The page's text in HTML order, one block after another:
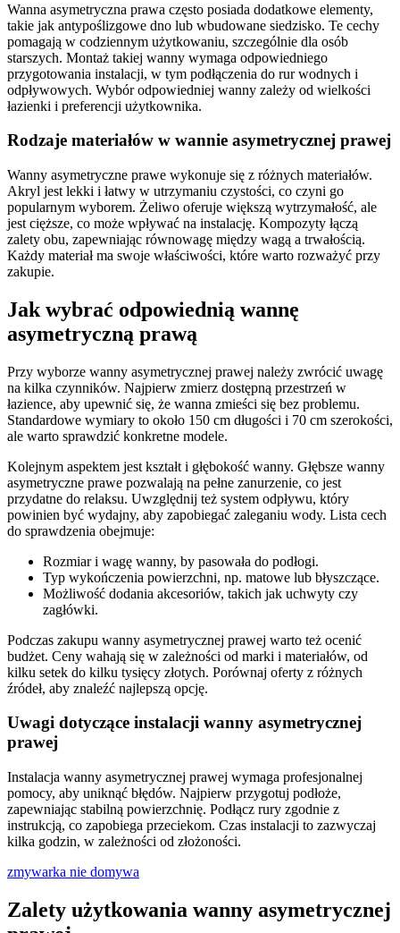
Wanna asymetryczna prawa często posiada dodatkowe elementy,
takie jak antypoślizgowe dno lub wbudowane siedzisko. Te cechy
pomagają w codziennym użytkowaniu, szczególnie dla osób
starszych. Montaż takiej wanny wymaga odpowiedniego
przygotowania instalacji, w tym podłączenia do rur wodnych i
odpływowych. Wybór odpowiedniej wanny zależy od wielkości
łazienki i preferencji użytkownika.
Rodzaje materiałów w wannie asymetrycznej prawej
Wanny asymetryczne prawe wykonuje się z różnych materiałów.
Akryl jest lekki i łatwy w utrzymaniu czystości, co czyni go
popularnym wyborem. Żeliwo oferuje większą wytrzymałość, ale
jest cięższe, co może wpływać na instalację. Kompozyty łączą
zalety obu, zapewniając równowagę między wagą a trwałością.
Każdy materiał ma swoje właściwości, które warto rozważyć przy
zakupie.
Jak wybrać odpowiednią wannę
asymetryczną prawą
Przy wyborze wanny asymetrycznej prawej należy zwrócić uwagę
na kilka czynników. Najpierw zmierz dostępną przestrzeń w
łazience, aby upewnić się, że wanna zmieści się bez problemu.
Standardowe wymiary to około 150 cm długości i 70 cm szerokości,
ale warto sprawdzić konkretne modele.
Kolejnym aspektem jest kształt i głębokość wanny. Głębsze wanny
asymetryczne prawe pozwalają na pełne zanurzenie, co jest
przydatne do relaksu. Uwzględnij też system odpływu, który
powinien być wydajny, aby zapobiegać zaleganiu wody. Lista cech
do sprawdzenia obejmuje:
Rozmiar i wagę wanny, by pasowała do podłogi.
Typ wykończenia powierzchni, np. matowe lub błyszczące.
Możliwość dodania akcesoriów, takich jak uchwyty czy
zagłówki.
Podczas zakupu wanny asymetrycznej prawej warto też ocenić
budżet. Ceny wahają się w zależności od marki i materiałów, od
kilku setek do kilku tysięcy złotych. Porównaj oferty z różnych
źródeł, aby znaleźć najlepszą opcję.
Uwagi dotyczące instalacji wanny asymetrycznej
prawej
Instalacja wanny asymetrycznej prawej wymaga profesjonalnej
pomocy, aby uniknąć błędów. Najpierw przygotuj podłoże,
zapewniając stabilną powierzchnię. Podłącz rury zgodnie z
instrukcją, co zapobiega przeciekom. Czas instalacji to zazwyczaj
kilka godzin, w zależności od złożoności.
zmywarka nie domywa
Zalety użytkowania wanny asymetrycznej